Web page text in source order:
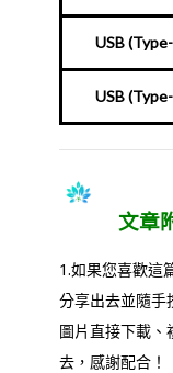
USB
USB
文章
1.如果您喜歡這
分享出去並隨手
圖片直接下載、
去，感謝配合！